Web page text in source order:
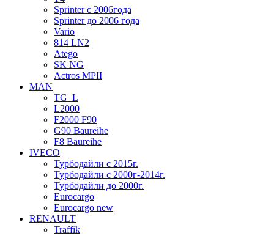
Sprinter с 2006года
Sprinter до 2006 года
Vario
814 LN2
Atego
SK NG
Actros MPII
MAN
TG_L
L2000
F2000 F90
G90 Baureihe
F8 Baureihe
IVECO
Турбодайли с 2015г.
Турбодайли с 2000г-2014г.
Турбодайли до 2000г.
Eurocargo
Eurocargo new
RENAULT
Traffik